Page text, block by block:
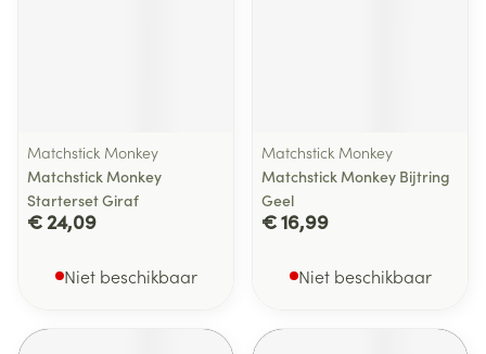
Matchstick Monkey
Matchstick Monkey
Starterset Giraf
€ 24,09
Niet beschikbaar
Matchstick Monkey
Matchstick Monkey Bijtring
Geel
€ 16,99
Niet beschikbaar